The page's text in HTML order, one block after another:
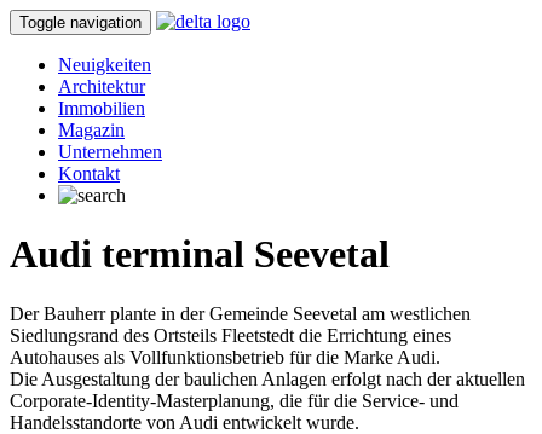
Toggle navigation
Neuigkeiten
Architektur
Immobilien
Magazin
Unternehmen
Kontakt
Audi terminal Seevetal
Der Bauherr plante in der Gemeinde Seevetal am westlichen
Siedlungsrand des Ortsteils Fleetstedt die Errichtung eines
Autohauses als Vollfunktionsbetrieb für die Marke Audi.
Die Ausgestaltung der baulichen Anlagen erfolgt nach der aktuellen
Corporate-Identity-Masterplanung, die für die Service- und
Handelsstandorte von Audi entwickelt wurde.